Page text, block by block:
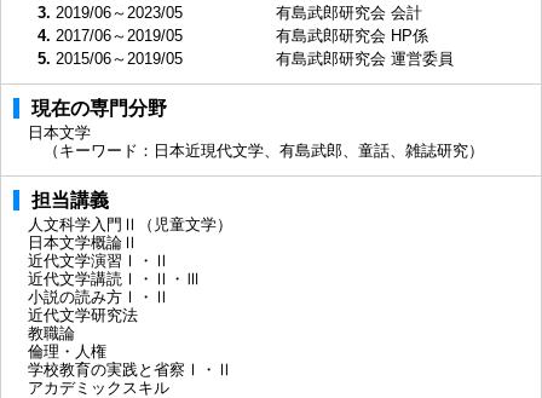
3. 2019/06～2023/05
有島武郎研究会 会計
4. 2017/06～2019/05
有島武郎研究会 HP係
5. 2015/06～2019/05 有島武郎研究会 運営委員
現在の専門分野
日本文学
（キーワード：日本近現代文学、有島武郎、童話、雑誌研究）
担当講義
人文科学入門Ⅱ（児童文学）
日本文学概論Ⅱ
近代文学演習Ⅰ・Ⅱ
近代文学講読Ⅰ・Ⅱ・Ⅲ
小説の読み方Ⅰ・Ⅱ
近代文学研究法
教職論
倫理・人権
学校教育の実践と省察Ⅰ・Ⅱ
アカデミックスキル